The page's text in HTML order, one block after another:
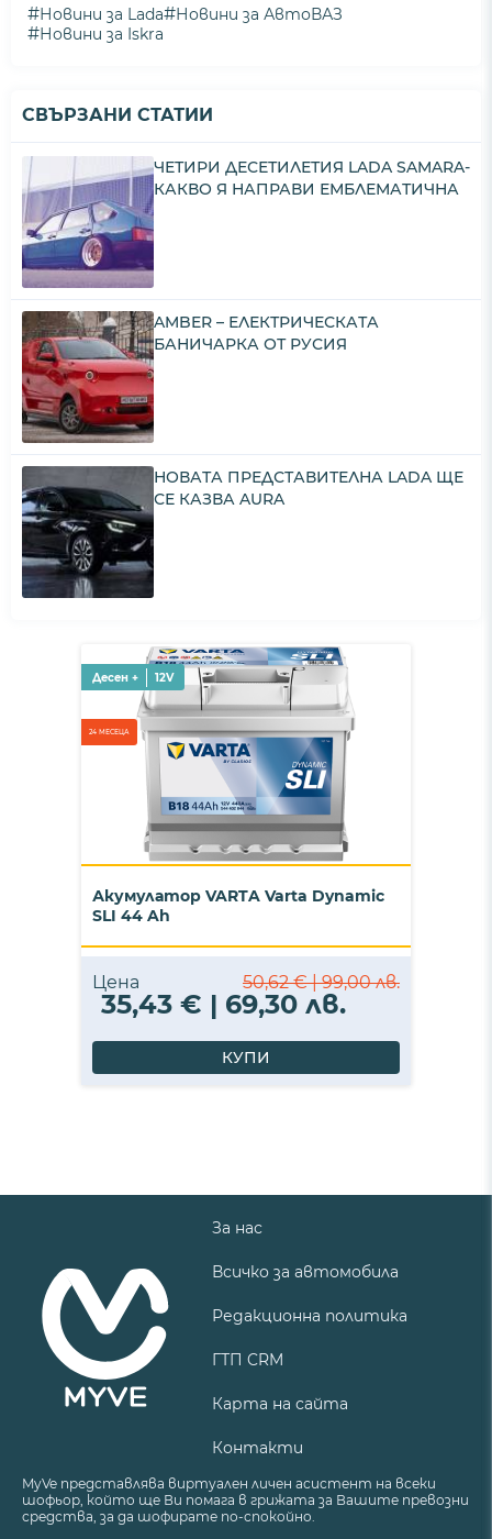
#Новини за Lada#Новини за АвтоВАЗ
#Новини за Iskra
СВЪРЗАНИ СТАТИИ
ЧЕТИРИ ДЕСЕТИЛЕТИЯ LADA SAMARA-
КАКВО Я НАПРАВИ ЕМБЛЕМАТИЧНА
AMBER – ЕЛЕКТРИЧЕСКАТА
БАНИЧАРКА ОТ РУСИЯ
НОВАТА ПРЕДСТАВИТЕЛНА LADA ЩЕ
СЕ КАЗВА AURA
Десен + 12V
24 МЕСЕЦА
Акумулатор VARTA Varta Dynamic
SLI 44 Ah
Цена 50,62 € | 99,00 лв.
35,43 € | 69,30 лв.
КУПИ
За нас
Всичко за автомобила
Редакционна политика
ГТП CRM
Карта на сайта
Контакти
MyVe представлява виртуален личен асистент на всеки
шофьор, който ще Ви помага в грижата за Вашите превозни
средства, за да шофирате по-спокойно.